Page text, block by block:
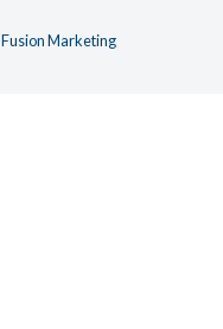
Fusion Marketing